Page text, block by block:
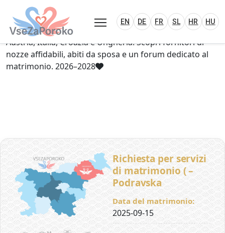
VseZaPoroko.net – Wedding Planning
Plan Your Wedding in Slovenia, Austria, Italy,
DEHR HU
VseZaPoroko – portale per l’organizzazione di
matrimoni locali e destination wedding in Slovenia,
Austria, Italia, Croazia e Ungheria. Scopri fornitori di
nozze affidabili, abiti da sposa e un forum dedicato al
matrimonio. 2026–2028
EN DE FR SL HR HU
Richiesta per servizi
di matrimonio ( –
Podravska
Data del matrimonio:
2025-09-15